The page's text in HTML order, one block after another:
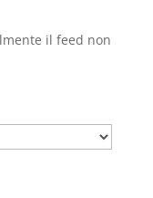
il feed non